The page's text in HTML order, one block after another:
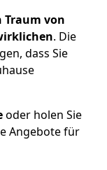
Traum von
. Die
dass Sie
oder holen Sie
Angebote für